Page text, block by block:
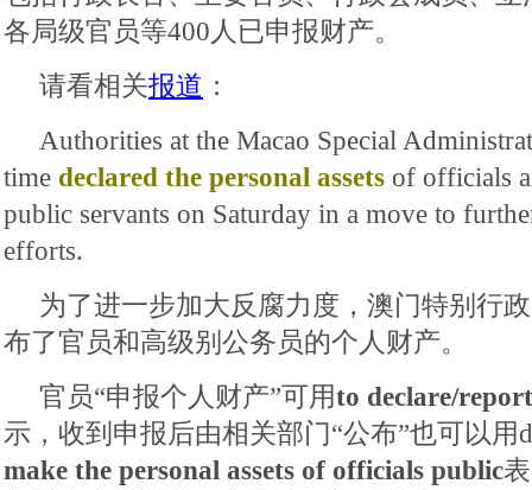
各局级官员等400人已申报财产。
请看相关报道 ：
Authorities at the Macao Special
time declared the personal assets of officials
public servants on Saturday in a move to
efforts.
为了进一步加大反腐力度，澳门特别行
布了官员和高级别公务员的个人财产。
官员“申报个人财产”可用to declare/
示，收到申报后由相关部门“公布”也可以用
make the personal assets of officials public